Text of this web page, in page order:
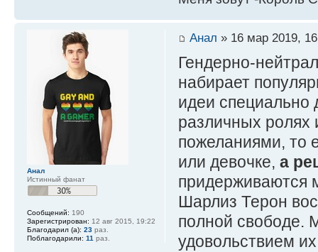
Анал » 16 мар 2019,
Гендерно-
набирает
идеи специально
различных ролях
пожеланиями, то
или девочке, а
придерживаются
Шарлиз Терон
полной свободе.
удовольствием
Анал
Истинный фанат
Сообщений: 190
Зарегистрирован: 12 авг 2015, 19:22
Благодарил (а): 23 раз.
Поблагодарили: 11 раз.